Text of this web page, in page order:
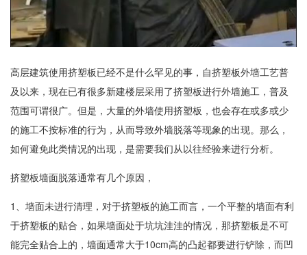
高层建筑使用挤塑板已经不是什么罕见的事，自挤塑板外墙工艺普
及以来，现在已有很多新建楼层采用了挤塑板进行外墙施工，普及
范围可谓很广。但是，大量的外墙使用挤塑板，也会存在或多或少
的施工不按标准的行为，从而导致外墙脱落等现象的出现。那么，
如何避免此类情况的出现，是需要我们从以往经验来进行分析。
挤塑板墙面脱落通常有几个原因，
1、墙面未进行清理，对于挤塑板的施工而言，一个平整的墙面有利
于挤塑板的贴合，如果墙面处于坑坑洼洼的情况，那挤塑板是不可
能完全贴合上的，墙面通常大于10cm高的凸起都要进行铲除，而凹